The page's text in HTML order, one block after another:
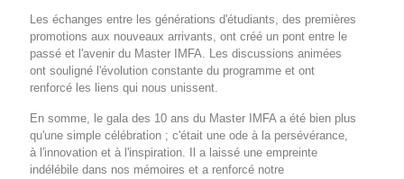
Les échanges entre les générations d'étudiants, des premières
promotions aux nouveaux arrivants, ont créé un pont entre le
passé et l'avenir du Master IMFA. Les discussions animées
ont souligné l'évolution constante du programme et ont
renforcé les liens qui nous unissent.
En somme, le gala des 10 ans du Master IMFA a été bien plus
qu'une simple célébration ; c'était une ode à la persévérance,
à l'innovation et à l'inspiration. Il a laissé une empreinte
indélébile dans nos mémoires et a renforcé notre